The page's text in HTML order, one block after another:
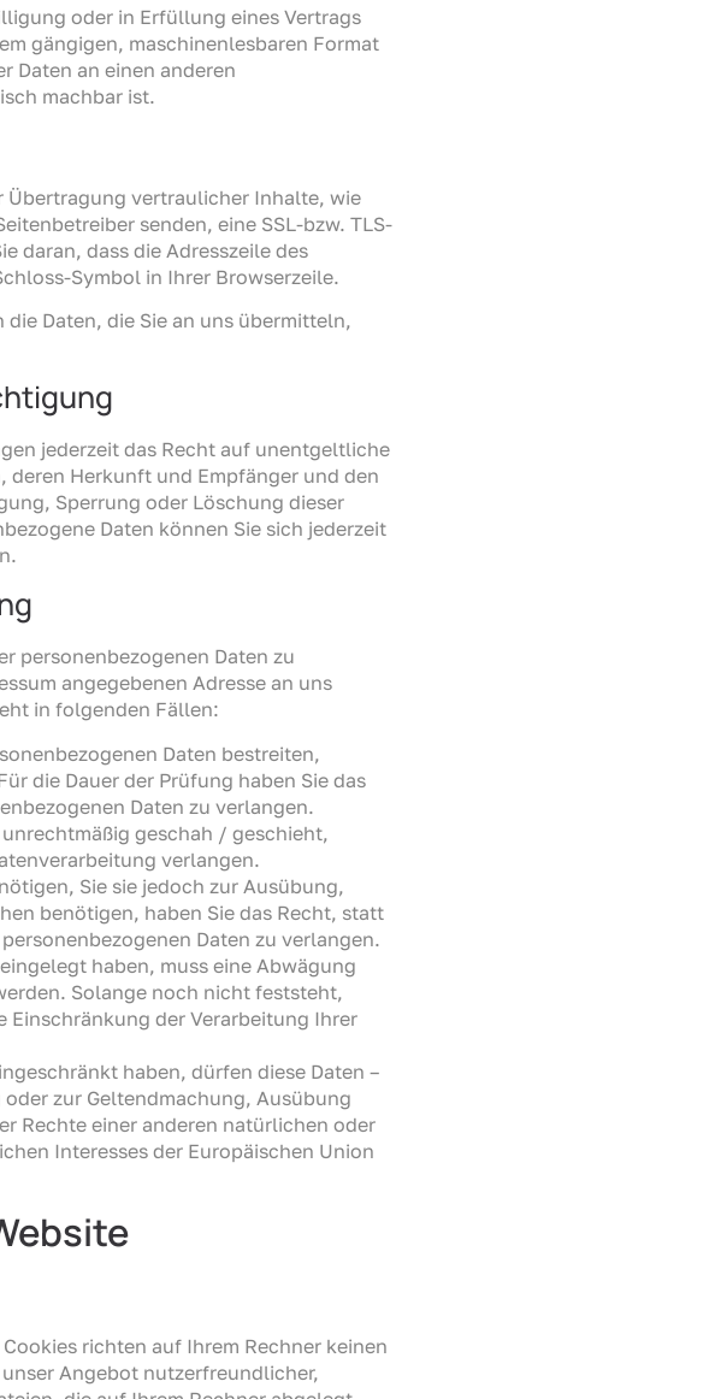
oder in Erfüllung eines Vertrags
gängigen, maschinenlesbaren Format
Daten an einen anderen
machbar ist.
Übertragung vertraulicher Inhalte, wie
senden, eine SSL-bzw. TLS-
daran, dass die Adresszeile des
Symbol in Ihrer Browserzeile.
Daten, die Sie an uns übermitteln,
jederzeit das Recht auf unentgeltliche
deren Herkunft und Empfänger und den
Sperrung oder Löschung dieser
Daten können Sie sich jederzeit
personenbezogenen Daten zu
angegebenen Adresse an uns
in folgenden Fällen:
Daten bestreiten,
die Dauer der Prüfung haben Sie das
Daten zu verlangen.
geschah / geschieht,
verlangen.
Sie sie jedoch zur Ausübung,
benötigen, haben Sie das Recht, statt
Daten zu verlangen.
haben, muss eine Abwägung
Solange noch nicht feststeht,
Einschränkung der Verarbeitung Ihrer
haben, dürfen diese Daten –
zur Geltendmachung, Ausübung
Rechte einer anderen natürlichen oder
Interesses der Europäischen Union
richten auf Ihrem Rechner keinen
Angebot nutzerfreundlicher,